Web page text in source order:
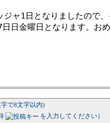
で8文字以内)
を入力してください）